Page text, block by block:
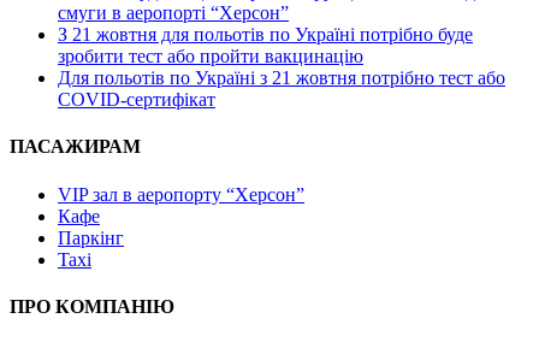
смуги в аеропорті “Херсон”
З 21 жовтня для польотів по Україні потрібно буде
зробити тест або пройти вакцинацію
Для польотів по Україні з 21 жовтня потрібно тест або
COVID-сертифікат
ПАСАЖИРАМ
VIP зал в аеропорту “Херсон”
Кафе
Паркінг
Taxi
ПРО КОМПАНІЮ